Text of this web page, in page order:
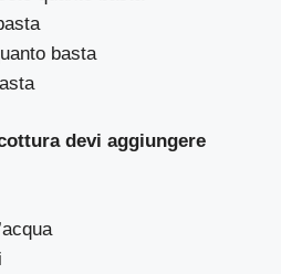
basta
devi aggiungere